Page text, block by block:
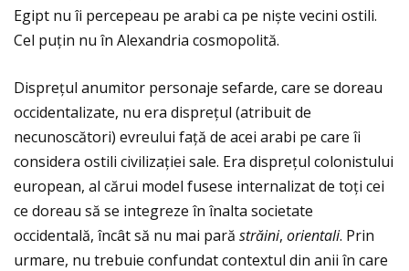
Egipt nu îi percepeau pe arabi ca pe niște vecini ostili.
Cel puţin nu în Alexandria cosmopolită.
Dispreţul anumitor personaje sefarde, care se doreau
occidentalizate, nu era dispreţul (atribuit de
necunoscători) evreului faţă de acei arabi pe care îi
considera ostili civilizaţiei sale. Era dispreţul colonistului
european, al cărui model fusese internalizat de toţi cei
ce doreau să se integreze în înalta societate
occidentală, încât să nu mai pară străini, orientali. Prin
urmare, nu trebuie confundat contextul din anii în care